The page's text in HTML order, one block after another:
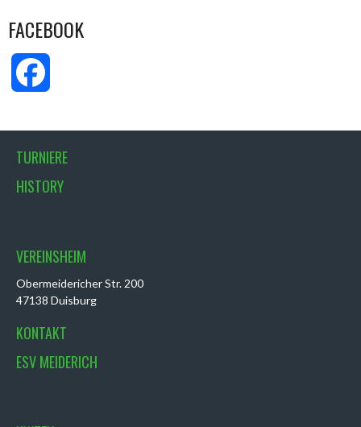
FACEBOOK
TURNIERE
HISTORY
VEREINSHEIM
Obermeidericher Str. 200
47138 Duisburg
KONTAKT
ESV MEIDERICH